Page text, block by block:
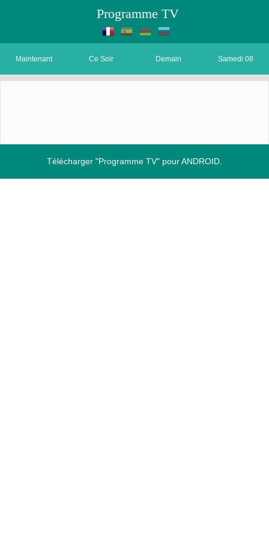
Programme TV
Maintenant Ce Soir Demain Samedi 08
Télécharger "Programme TV" pour ANDROID.